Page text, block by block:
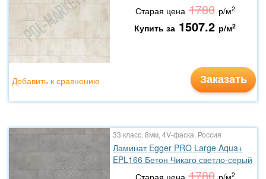
Старая цена 1780 р/м2
Купить за 1507.2 р/м2
Заказать
Добавить к сравнению
33 класс, 8мм, 4V-фаска, Россия
Ламинат Egger PRO Large Aqua+
EPL166 Бетон Чикаго светло-серый
Старая цена 1780 р/м2